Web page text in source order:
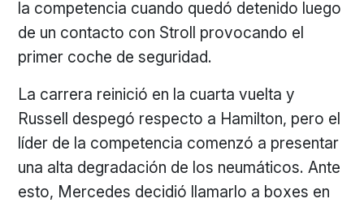
la competencia cuando quedó detenido luego
de un contacto con Stroll provocando el
primer coche de seguridad.
La carrera reinició en la cuarta vuelta y
Russell despegó respecto a Hamilton, pero el
líder de la competencia comenzó a presentar
una alta degradación de los neumáticos. Ante
esto, Mercedes decidió llamarlo a boxes en